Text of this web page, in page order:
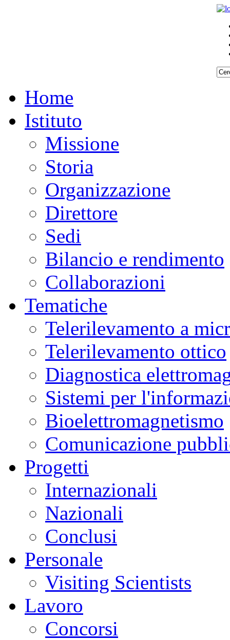
Home
Istituto
Missione
Storia
Organizzazione
Direttore
Sedi
Bilancio e rendimento
Collaborazioni
Tematiche
Telerilevamento a
Telerilevamento ottico
Diagnostica
Sistemi per
Bioelettromagnetismo
Comunicazione
Progetti
Internazionali
Nazionali
Conclusi
Personale
Visiting Scientists
Lavoro
Concorsi